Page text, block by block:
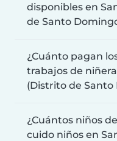
disponibles en
de Santo
¿Cuánto pagan
trabajos de
(Distrito de Santo
¿Cuántos niños
cuido niños en